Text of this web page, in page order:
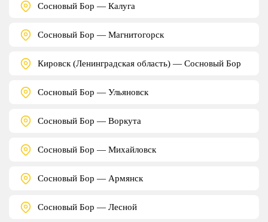
Сосновый Бор — Калуга
Сосновый Бор — Магнитогорск
Кировск (Ленинградская область) — Сосновый Бор
Сосновый Бор — Ульяновск
Сосновый Бор — Воркута
Сосновый Бор — Михайловск
Сосновый Бор — Армянск
Сосновый Бор — Лесной